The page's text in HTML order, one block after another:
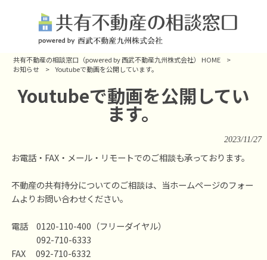
共有不動産の相談窓口（powered by 西武不動産九州株式会社） HOME
>
お知らせ
> Youtubeで動画を公開しています。
Youtubeで動画を公開してい
ます。
2023/11/27
お電話・FAX・メール・リモートでのご相談も承っております。
不動産の共有持分についてのご相談は、当ホームページのフォー
ムよりお問い合わせください。
電話 0120-110-400（フリーダイヤル）
092-710-6333
FAX 092-710-6332